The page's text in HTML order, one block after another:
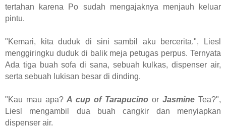
tertahan karena Po sudah mengajaknya menjauh keluar
pintu.
"Kemari, kita duduk di sini sambil aku bercerita.", Liesl
menggiringku duduk di balik meja petugas perpus. Ternyata
Ada tiga buah sofa di sana, sebuah kulkas, dispenser air,
serta sebuah lukisan besar di dinding.
"Kau mau apa? A cup of Tarapucino or Jasmine Tea?",
Liesl mengambil dua buah cangkir dan menyiapkan
dispenser air.